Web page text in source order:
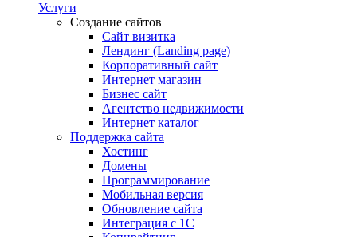
Услуги
Создание сайтов
Сайт визитка
Лендинг (Landing page)
Корпоративный сайт
Интернет магазин
Бизнес сайт
Агентство недвижимости
Интернет каталог
Поддержка сайта
Хостинг
Домены
Программирование
Мобильная версия
Обновление сайта
Интеграция с 1С